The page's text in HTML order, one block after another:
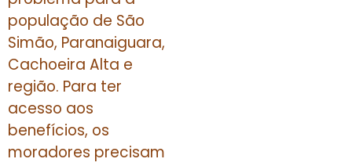
população de São
Simão, Paranaiguara,
Cachoeira Alta e
região. Para ter
acesso aos
benefícios, os
moradores precisam